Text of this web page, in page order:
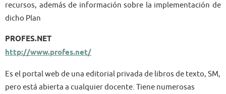
recursos, además de información sobre la implementación de
dicho Plan
PROFES.NET
http://www.profes.net/
Es el portal web de una editorial privada de libros de texto, SM,
pero está abierta a cualquier docente. Tiene numerosas